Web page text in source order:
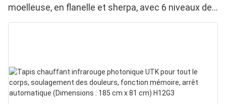
moelleuse, en flanelle et sherpa, avec 6 niveaux de
chaleur, arrêt automatique et chauffage uniforme.